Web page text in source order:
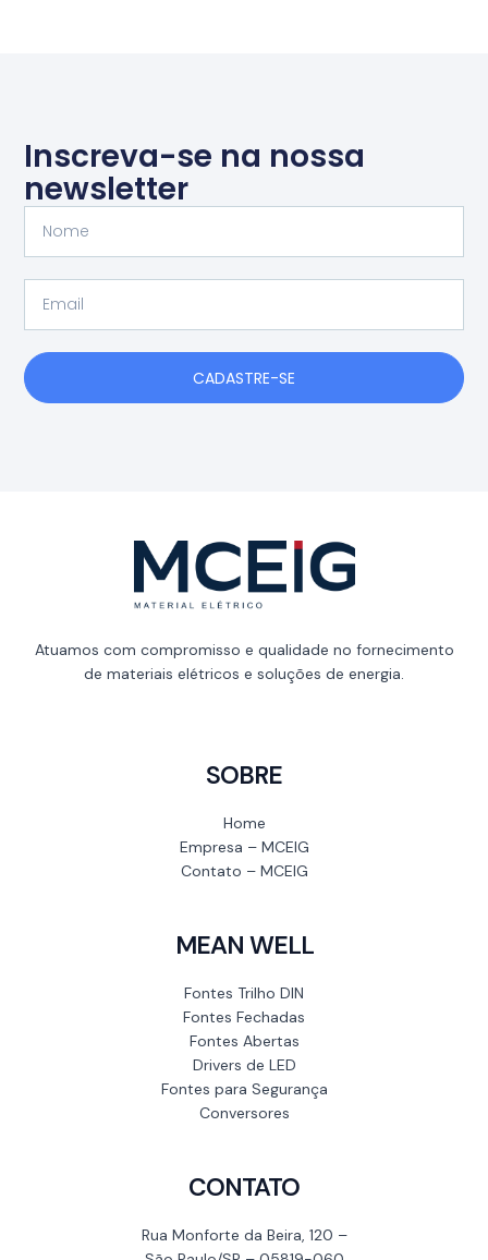
Inscreva-se na nossa
newsletter
CADASTRE-SE
Atuamos com compromisso e qualidade no fornecimento
de materiais elétricos e soluções de energia.
SOBRE
Home
Empresa – MCEIG
Contato – MCEIG
MEAN WELL
Fontes Trilho DIN
Fontes Fechadas
Fontes Abertas
Drivers de LED
Fontes para Segurança
Conversores
CONTATO
Rua Monforte da Beira, 120 –